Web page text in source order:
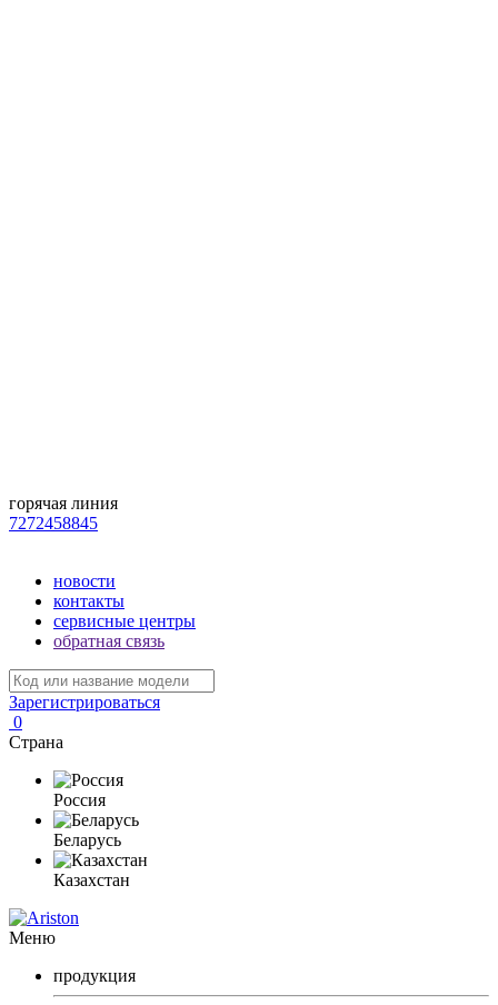
горячая линия
7272458845
новости
контакты
сервисные центры
обратная связь
Зарегистрироваться
0
Страна
Россия
Беларусь
Казахстан
Меню
продукция